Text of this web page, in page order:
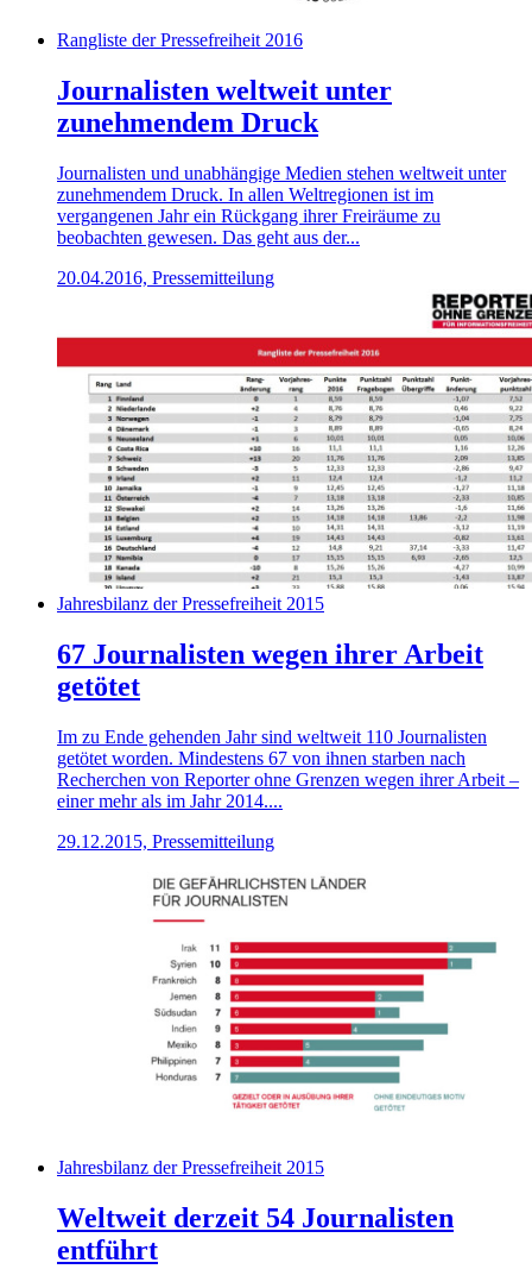
Rangliste der Pressefreiheit 2016
Journalisten weltweit unter
zunehmendem Druck
Journalisten und unabhängige Medien stehen weltweit unter
zunehmendem Druck. In allen Weltregionen ist im
vergangenen Jahr ein Rückgang ihrer Freiräume zu
beobachten gewesen. Das geht aus der...
20.04.2016, Pressemitteilung
Jahresbilanz der Pressefreiheit 2015
67 Journalisten wegen ihrer Arbeit
getötet
Im zu Ende gehenden Jahr sind weltweit 110 Journalisten
getötet worden. Mindestens 67 von ihnen starben nach
Recherchen von Reporter ohne Grenzen wegen ihrer Arbeit –
einer mehr als im Jahr 2014....
29.12.2015, Pressemitteilung
Jahresbilanz der Pressefreiheit 2015
Weltweit derzeit 54 Journalisten
entführt